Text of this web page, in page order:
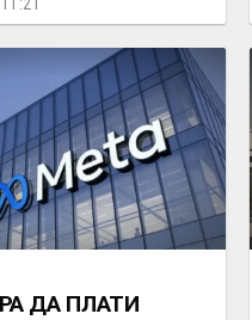
11:21
ДА ПЛАТИ